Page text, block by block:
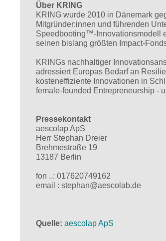
Über KRING
KRING wurde 2010 in Dänemark
Mitgründer:innen und führenden
Speedbooting™-Innovationsmodell
seinen bislang größten Impact-
KRINGs nachhaltiger
adressiert Europas Bedarf an
kosteneffiziente Innovationen in
female-founded Entrepreneurship -
Pressekontakt
aescolap ApS
Herr Stephan Dreier
Brehmestraße 19
13187 Berlin
fon ..: 017620749162
email : stephan@aescolab.de
Quelle aescolap ApS